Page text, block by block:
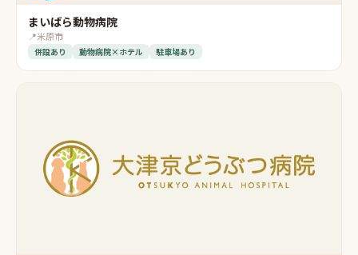
まいばら動物病院
📍米原市
併設あり 動物病院×ホテル 駐車場あり